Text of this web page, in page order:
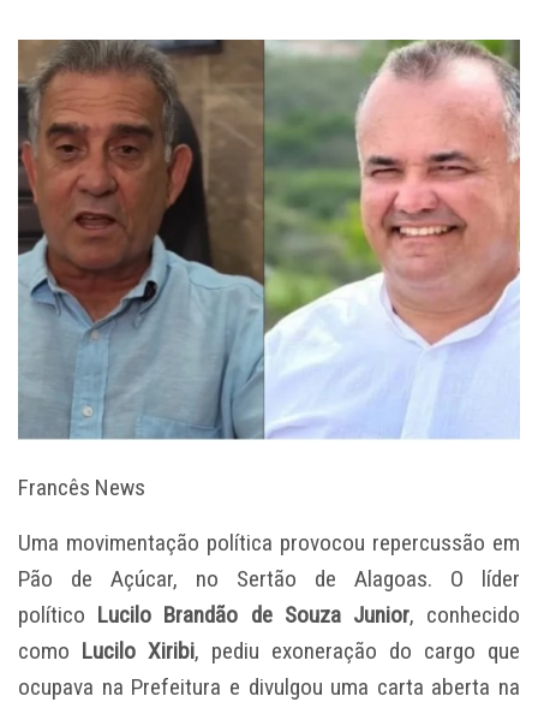
Francês News
Uma movimentação política provocou repercussão em
Pão de Açúcar, no Sertão de Alagoas. O líder
político Lucilo Brandão de Souza Junior, conhecido
como Lucilo Xiribi, pediu exoneração do cargo que
ocupava na Prefeitura e divulgou uma carta aberta na